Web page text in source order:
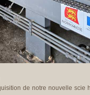
de notre nouvelle